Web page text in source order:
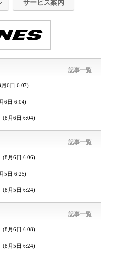
サービス案内
記事一覧
月6日 6:07)
6日 6:04)
(8月6日 6:04)
記事一覧
(8月6日 6:06)
5日 6:25)
(8月5日 6:24)
記事一覧
(8月6日 6:08)
(8月5日 6:24)